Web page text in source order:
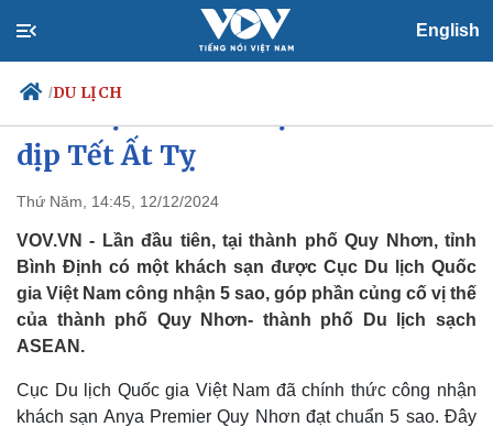
English
/DU LỊCH
Chính trị
Đảng
Tổ chức nhân sự
Quốc hội
Nhận diện sự thật
Tin 24h
Dự báo thời tiết
Giáo dục
Dấu ấn VOV
Việc làm
dịp Tết Ất Tỵ
Thứ Năm, 14:45, 12/12/2024
VOV.VN - Lần đầu tiên, tại thành phố Quy Nhơn, tỉnh
Bình Định có một khách sạn được Cục Du lịch Quốc
gia Việt Nam công nhận 5 sao, góp phần củng cố vị thế
của thành phố Quy Nhơn- thành phố Du lịch sạch
ASEAN.
Cục Du lịch Quốc gia Việt Nam đã chính thức công nhận
khách sạn Anya Premier Quy Nhơn đạt chuẩn 5 sao. Đây